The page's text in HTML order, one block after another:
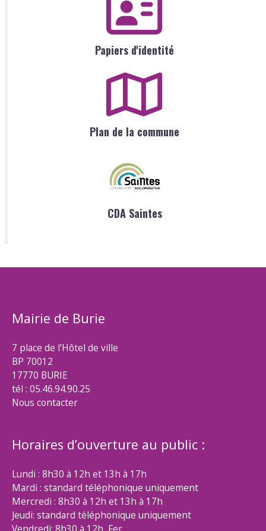
Papiers d'identité
Plan de la commune
CDA Saintes
Mairie de Burie
7 place de l’Hôtel de ville
BP 70012
17770 BURIE
tél : 05.46.94.90.25
Nous contacter
Horaires d’ouverture au public :
Lundi : 8h30 à 12h et 13h à 17h
Mardi : standard téléphonique uniquement
Mercredi : 8h30 à 12h et 13h à 17h
Jeudi: standard téléphonique uniquement